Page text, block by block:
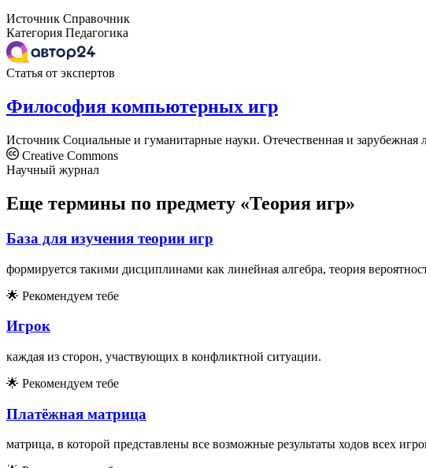
Источник Справочник
Категория Педагогика
Статья от экспертов
Философия компьютерных игр
Источник Социальные и гуманитарные науки. Отечественная и
Creative Commons
Научный журнал
Еще термины по предмету «Теория игр»
База для изучения теории игр
формируется такими дисциплинами как линейная алгебра, теория
🌟 Рекомендуем тебе
Игрок
каждая из сторон, участвующих в конфликтной ситуации.
🌟 Рекомендуем тебе
Платёжная матрица
матрица, в которой представлены все возможные результаты ходов всех